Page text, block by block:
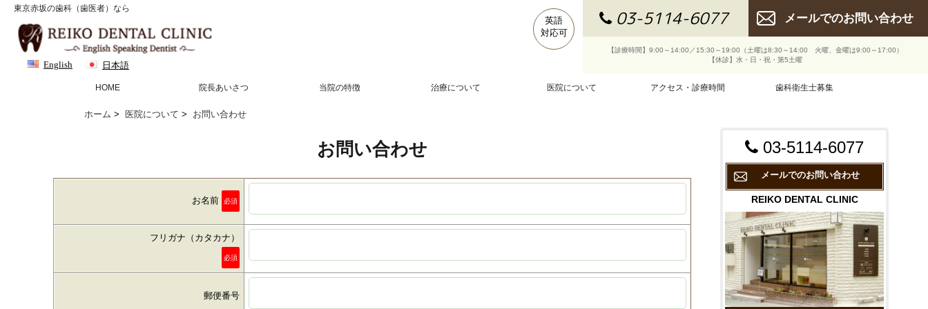
東京赤坂の歯科（歯医者）なら
English 日本語
メールでのお問い合わせ
03-5114-6077
【診療時間】9:00～14:00／15:30～19:00（土曜は8:30～14:00 火曜、金曜は9:00～17:00）
【休診】水・日・祝・第5土曜
英語
対応可
HOME 院長あいさつ 当院の特徴 治療について 医院について アクセス・診療時間 歯科衛生士募集
ホーム > 医院について > お問い合わせ
お問い合わせ
お名前 必須
フリガナ（カタカナ）
必須
郵便番号
03-5114-6077
メールでのお問い合わせ
REIKO DENTAL CLINIC